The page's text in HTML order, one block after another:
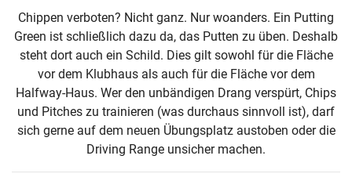
Chippen verboten? Nicht ganz. Nur woanders. Ein Putting
Green ist schließlich dazu da, das Putten zu üben. Deshalb
steht dort auch ein Schild. Dies gilt sowohl für die Fläche
vor dem Klubhaus als auch für die Fläche vor dem
Halfway-Haus. Wer den unbändigen Drang verspürt, Chips
und Pitches zu trainieren (was durchaus sinnvoll ist), darf
sich gerne auf dem neuen Übungsplatz austoben oder die
Driving Range unsicher machen.